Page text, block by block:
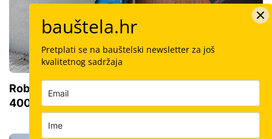
Robotski stroj za žbukanje: Za 8 sati odradi i do
400 kvadrata, a prate ga samo dva bauštelca
bauštela.hr
Pretplati se na bauštelski newsletter za još
kvalitetnog sadržaja